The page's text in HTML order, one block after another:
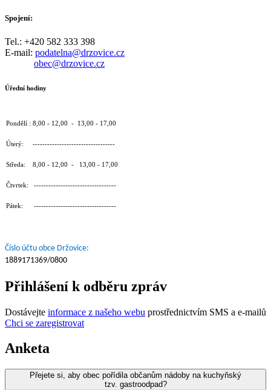
Spojení:
Tel.: +420 582 333 398
E-mail: podatelna@drzovice.cz
obec@drzovice.cz
Úřední hodiny
Pondělí : 8,00 - 12,00 - 13,00 - 17,00
Úterý: ----------------------------------
Středa: 8,00 - 12,00 - 13,00 - 17,00
Čtvrtek: ----------------------------------
Pátek: ----------------------------------
Číslo účtu obce Držovice:
1889171369/0800
Přihlášení k odběru zpráv
Dostávejte informace z našeho webu prostřednictvím SMS a e-mailů
Chci se zaregistrovat
Anketa
Přejete si, aby obec pořídila občanům nádoby na kuchyňský
tzv. gastroodpad?